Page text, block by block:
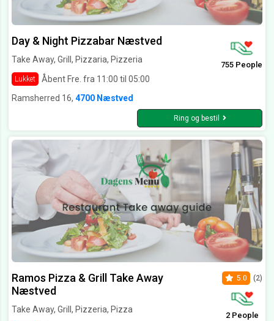
Day & Night Pizzabar Næstved
Take Away, Grill, Pizzaria, Pizzeria
Lukket Åbent Fre. fra 11:00 til 05:00
755 People
Ramsherred 16, 4700 Næstved
Ring og bestil
Ramos Pizza & Grill Take Away
Næstved
Take Away, Grill, Pizzeria, Pizza
5.0 (2)
2 People